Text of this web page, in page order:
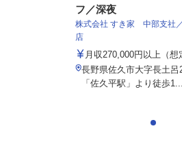
フ／深夜
株式会社 すき家 中部支社
店
月収270,000円以上（想
長野県佐久市大字長土呂
「佐久平駅」より徒歩1...